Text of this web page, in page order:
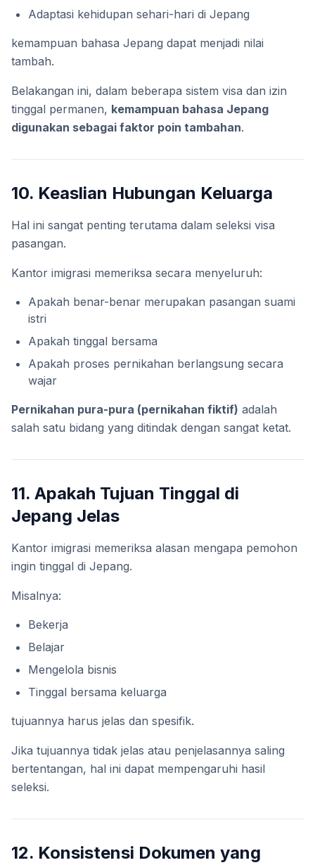
Adaptasi kehidupan sehari-hari di Jepang
kemampuan bahasa Jepang dapat menjadi nilai
tambah.
Belakangan ini, dalam beberapa sistem visa dan izin
tinggal permanen, kemampuan bahasa Jepang
digunakan sebagai faktor poin tambahan.
10. Keaslian Hubungan Keluarga
Hal ini sangat penting terutama dalam seleksi visa
pasangan.
Kantor imigrasi memeriksa secara menyeluruh:
Apakah benar-benar merupakan pasangan suami
istri
Apakah tinggal bersama
Apakah proses pernikahan berlangsung secara
wajar
Pernikahan pura-pura (pernikahan fiktif) adalah
salah satu bidang yang ditindak dengan sangat ketat.
11. Apakah Tujuan Tinggal di
Jepang Jelas
Kantor imigrasi memeriksa alasan mengapa pemohon
ingin tinggal di Jepang.
Misalnya:
Bekerja
Belajar
Mengelola bisnis
Tinggal bersama keluarga
tujuannya harus jelas dan spesifik.
Jika tujuannya tidak jelas atau penjelasannya saling
bertentangan, hal ini dapat mempengaruhi hasil
seleksi.
12. Konsistensi Dokumen yang